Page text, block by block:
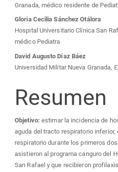
Granada, médico residente de
Gloria Cecilia Sánchez Otálora
Hospital Universitario Clínica San
médico Pediatra
David Augusto Díaz Báez
Universidad Militar Nueva Granada,
Resumen
Objetivo: estimar la incidencia de
aguda del tracto respiratorio
respiratorio durante los primeros
asistieron al programa canguro del
San Rafael y que recibieron